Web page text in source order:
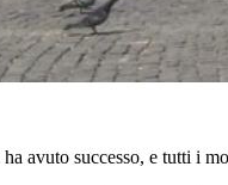
ha avuto successo, e tutti i